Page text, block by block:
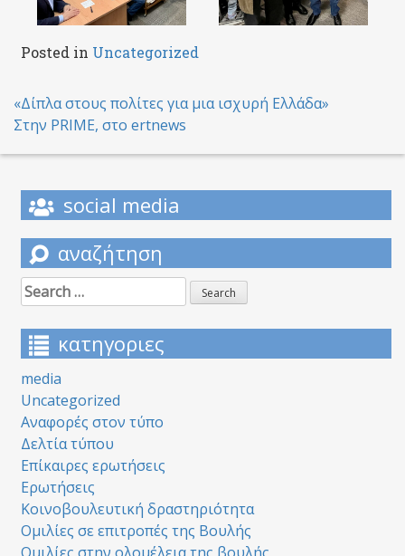
Posted in Uncategorized
Post
navigation
«Δίπλα στους πολίτες για μια ισχυρή Ελλάδα»
Στην PRIME, στο ertnews
social media
αναζήτηση
Search
for:
κατηγοριες
media
Uncategorized
Αναφορές στον τύπο
Δελτία τύπου
Επίκαιρες ερωτήσεις
Ερωτήσεις
Κοινοβουλευτική δραστηριότητα
Ομιλίες σε επιτροπές της Βουλής